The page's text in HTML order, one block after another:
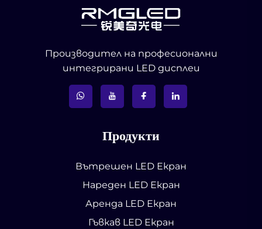
Производител на професионални
интегрирани LED дисплеи
Продукти
Вътрешен LED Екран
Нареден LED Екран
Аренда LED Екран
Гъвкав LED Екран